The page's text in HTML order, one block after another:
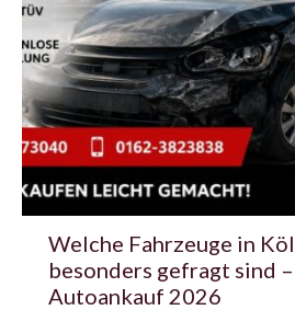
Welche Fahrzeuge in
besonders gefragt sind
Autoankauf 2026